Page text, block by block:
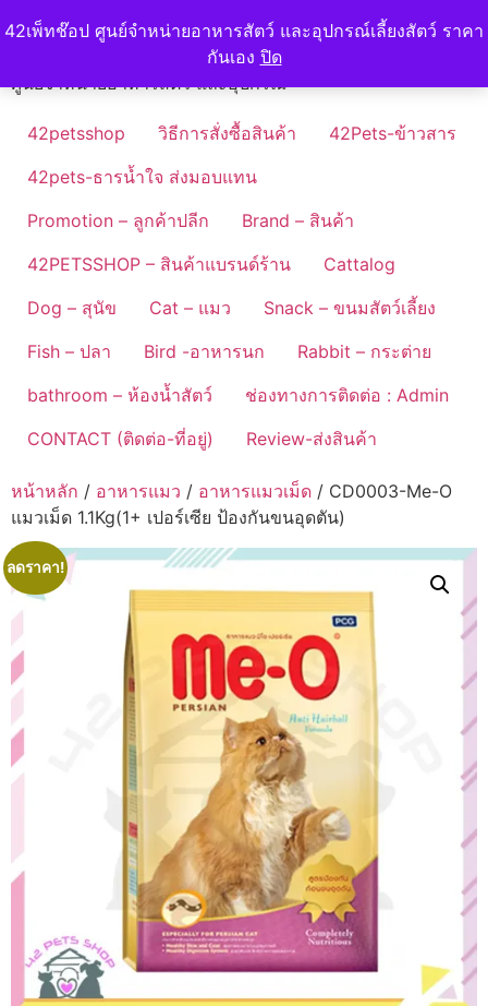
42เพ็ทช๊อป ศูนย์จำหน่ายอาหารสัตว์ และอุปกรณ์เลี้ยงสัตว์ ราคา
กันเอง ปิด
to42petshop
ศูนย์จำหน่ายอาหารสัตว์ และอุปกรณ์
42petsshop วิธีการสั่งซื้อสินค้า
42Pets-ข้าวสาร
42pets-ธารน้ำใจ ส่งมอบแทน
Promotion – ลูกค้าปลีก
Brand – สินค้า
42PETSSHOP – สินค้าแบรนด์ร้าน
Cattalog
Dog – สุนัข
Cat – แมว
Snack – ขนมสัตว์เลี้ยง
Fish – ปลา
Bird -อาหารนก
Rabbit – กระต่าย
bathroom – ห้องน้ำสัตว์
ช่องทางการติดต่อ : Admin
CONTACT (ติดต่อ-ที่อยู่)
Review-ส่งสินค้า
หน้าหลัก / อาหารแมว / อาหารแมวเม็ด / CD0003-Me-O
แมวเม็ด 1.1Kg(1+ เปอร์เซีย ป้องกันขนอุดตัน)
ลดราคา!